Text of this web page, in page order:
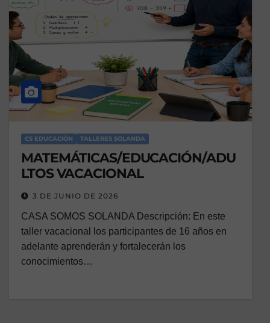
CS EDUCACIÓN TALLERES SOLANDA
MATEMÁTICAS/EDUCACIÓN/ADU
LTOS VACACIONAL
3 DE JUNIO DE 2026
CASA SOMOS SOLANDA Descripción: En este
taller vacacional los participantes de 16 años en
adelante aprenderán y fortalecerán los
conocimientos…